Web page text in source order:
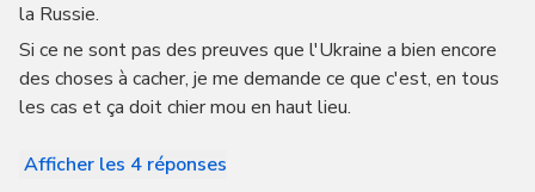
la Russie.
Si ce ne sont pas des preuves que l'Ukraine a bien encore
des choses à cacher, je me demande ce que c'est, en tous
les cas et ça doit chier mou en haut lieu.
Afficher les 4 réponses